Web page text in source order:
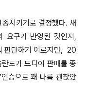
시키기로 결정했다. 새
요구가 반영된 것인지,
판단하기 이르지만, 20
도가 드디어 판매를 종
승으로 꽤 나름 괜찮았